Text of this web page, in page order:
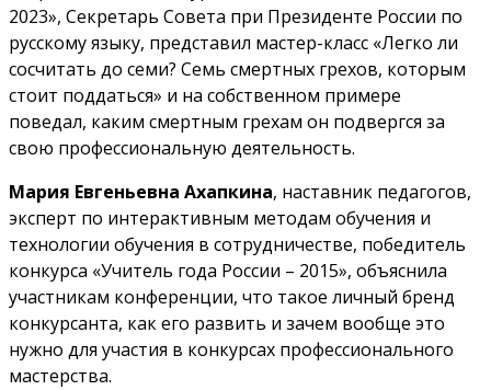
2023», Секретарь Совета при Президенте России по
русскому языку, представил мастер-класс «Легко ли
сосчитать до семи? Семь смертных грехов, которым
стоит поддаться» и на собственном примере
поведал, каким смертным грехам он подвергся за
свою профессиональную деятельность.
Мария Евгеньевна Ахапкина, наставник педагогов,
эксперт по интерактивным методам обучения и
технологии обучения в сотрудничестве, победитель
конкурса «Учитель года России – 2015», объяснила
участникам конференции, что такое личный бренд
конкурсанта, как его развить и зачем вообще это
нужно для участия в конкурсах профессионального
мастерства.